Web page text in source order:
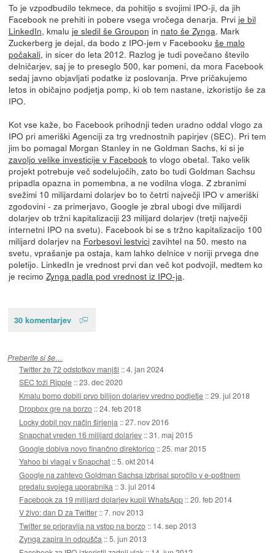
To je vzpodbudilo tekmece, da pohitijo s svojimi IPO-ji, da jih
Facebook ne prehiti in pobere vsega vročega denarja. Prvi je bil
LinkedIn, kmalu je sledil še Groupon in nato še Zynga. Mark
Zuckerberg je dejal, da bodo z IPO-jem v Facebooku še malo
počakali, in sicer do leta 2012. Razlog je tudi povečano število
delničarjev, saj je to preseglo 500, kar pomeni, da mora Facebook
sedaj javno objavljati podatke iz poslovanja. Prve pričakujemo
letos in običajno podjetja pomp, ki ob tem nastane, izkoristijo še za
IPO.
Kot vse kaže, bo Facebook prihodnji teden uradno oddal vlogo za
IPO pri ameriški Agenciji za trg vrednostnih papirjev (SEC). Pri tem
jim bo pomagal Morgan Stanley in ne Goldman Sachs, ki si je
zavoljo velike investicije v Facebook to vlogo obetal. Tako velik
projekt potrebuje več sodelujočih, zato bo tudi Goldman Sachsu
pripadla opazna in pomembna, a ne vodilna vloga. Z zbranimi
svežimi 10 milijardami dolarjev bo to četrti največji IPO v ameriški
zgodovini - za primerjavo, Google je zbral ubogi dve milijardi
dolarjev ob tržni kapitalizaciji 23 milijard dolarjev (tretji največji
internetni IPO na svetu). Facebook bi se s tržno kapitalizacijo 100
milijard dolarjev na Forbesovi lestvicizavihtel na 50. mesto na
svetu, vprašanje pa ostaja, kam lahko delnice v noriji prvega dne
poletijo. LinkedIn je vrednost prvi dan več kot podvojil, medtem ko
je recimo Zynga padla pod vrednost iz IPO-ja.
30 komentarjev
Preberite si še…
Twitter že 72 odstotkov manjši ::4. jan 2024
SEC toži Ripple ::23. dec 2020
Kmalu bomo dobili prvo bilijon dolarjev vredno podjetje ::29. jul 2018
Dropbox gre na borzo ::24. feb 2018
Locky dobil nov način širjenja ::27. nov 2016
Snapchat vreden 16 milijard dolarjev ::31. maj 2015
Google dobiva novo finančno direktorico ::25. mar 2015
Yahoo bi vlagal v Snapchat ::5. okt 2014
Google na zahtevo Goldman Sachsa izbrisal spročilo v e-poštnem
predalu svojega uporabnika ::3. jul 2014
Facebook za 19 milijard dolarjev kupil WhatsApp ::20. feb 2014
V živo: dan D za Twitter ::7. nov 2013
Twitter se pripravlja na vstop na borzo :: 14. sep 2013
Zynga zapira in odpušča ::5. jun 2013